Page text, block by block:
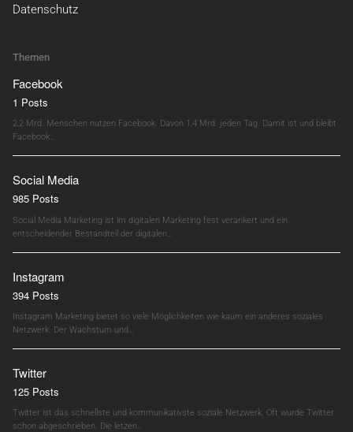
Datenschutz
Themen
Facebook
1 Posts
2,2 Mrd. Menschen nutzen Facebook. Davon 1,4 Mrd. jeden Tag. Damit ist und bleibt
Facebook…
Social Media
985 Posts
Social Media Marketing ist im digitalen Marketing fest verankert und ein
entscheidender Bestandteil der digitalen…
Instagram
394 Posts
Instagram Marketing bietet so viele Möglichkeiten wie kaum ein anderes soziales
Netzwerk. Der Wachstum und…
Twitter
125 Posts
Twitter ist das schnellste und kommunikativste soziale Netzwerk. Oft wurde Twitter
schon abgeschrieben. Die letzen…